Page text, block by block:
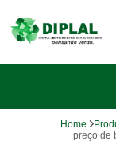
Home
preço de